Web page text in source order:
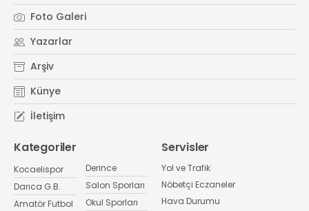
Foto Galeri
Yazarlar
Arşiv
Künye
İletişim
Kategoriler
Kocaelispor
Darıca G.B.
Amatör Futbol
Derince
Salon Sporları
Okul Sporları
Servisler
Yol ve Trafik
Nöbetçi Eczaneler
Hava Durumu